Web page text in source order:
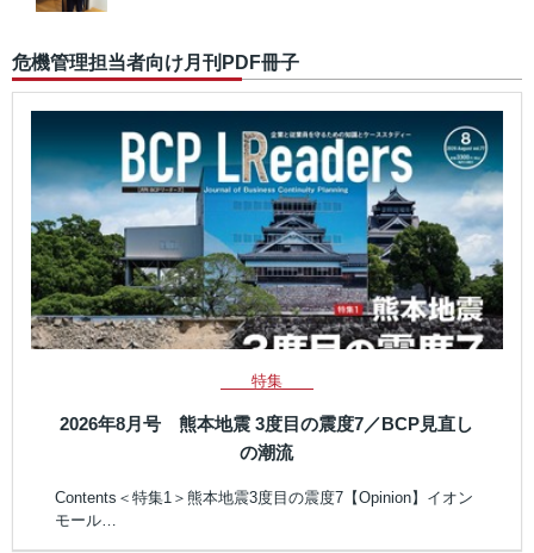
危機管理担当者向け月刊PDF冊子
特集
2026年8月号 熊本地震 3度目の震度7／BCP見直し
の潮流
Contents＜特集1＞熊本地震3度目の震度7【Opinion】イオン
モール…